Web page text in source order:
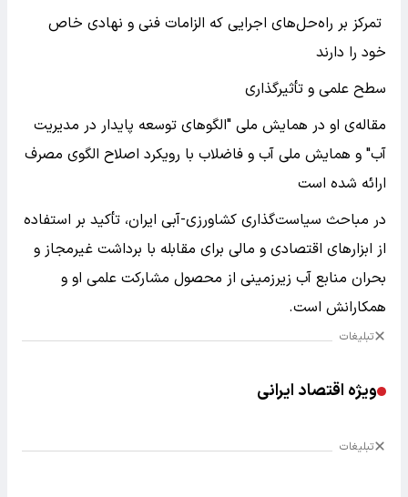
تمرکز بر راه‌حل‌های اجرایی‌ که الزامات فنی و نهادی خاص
خود را دارند
سطح علمی و تأثیرگذاری
مقاله‌ی او در همایش ملی "الگوهای توسعه پایدار در مدیریت
آب" و همایش ملی آب و فاضلاب با رویکرد اصلاح الگوی مصرف
ارائه شده است
در مباحث سیاست‌گذاری کشاورزی-آبی ایران، تأکید بر استفاده
از ابزارهای اقتصادی و مالی برای مقابله با برداشت غیرمجاز و
بحران منابع آب زیرزمینی از محصول مشارکت علمی او و
همکارانش است.
تبلیغات
ویژه اقتصاد ایرانی
تبلیغات